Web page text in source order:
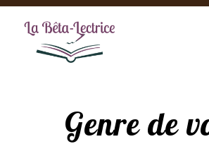
Genre de